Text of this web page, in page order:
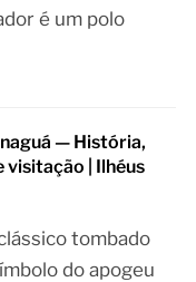
é um polo
— História,
| Ilhéus
tombado
do apogeu